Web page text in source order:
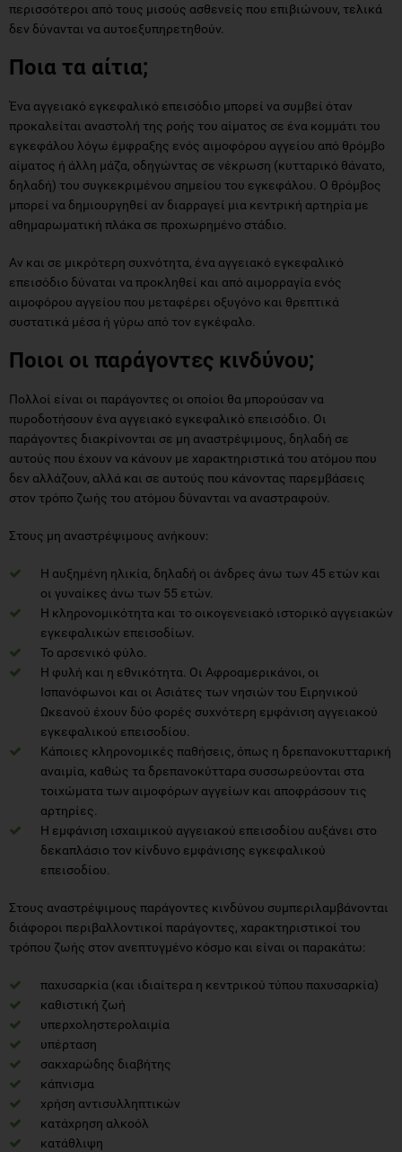
περισσότεροι από τους μισούς ασθενείς που επιβιώνουν, τελικά
δεν δύνανται να αυτοεξυπηρετηθούν.
Ποια τα αίτια;
Ένα αγγειακό εγκεφαλικό επεισόδιο μπορεί να συμβεί όταν
προκαλείται αναστολή της ροής του αίματος σε ένα κομμάτι του
εγκεφάλου λόγω έμφραξης ενός αιμοφόρου αγγείου από θρόμβο
αίματος ή άλλη μάζα, οδηγώντας σε νέκρωση (κυτταρικό θάνατο,
δηλαδή) του συγκεκριμένου σημείου του εγκεφάλου. Ο θρόμβος
μπορεί να δημιουργηθεί αν διαρραγεί μια κεντρική αρτηρία με
αθημαρωματική πλάκα σε προχωρημένο στάδιο.
Αν και σε μικρότερη συχνότητα, ένα αγγειακό εγκεφαλικό
επεισόδιο δύναται να προκληθεί και από αιμορραγία ενός
αιμοφόρου αγγείου που μεταφέρει οξυγόνο και θρεπτικά
συστατικά μέσα ή γύρω από τον εγκέφαλο.
Ποιοι οι παράγοντες κινδύνου;
Πολλοί είναι οι παράγοντες οι οποίοι θα μπορούσαν να
πυροδοτήσουν ένα αγγειακό εγκεφαλικό επεισόδιο. Οι
παράγοντες διακρίνονται σε μη αναστρέψιμους, δηλαδή σε
αυτούς που έχουν να κάνουν με χαρακτηριστικά του ατόμου που
δεν αλλάζουν, αλλά και σε αυτούς που κάνοντας παρεμβάσεις
στον τρόπο ζωής του ατόμου δύνανται να αναστραφούν.
Στους μη αναστρέψιμους ανήκουν:
Η αυξημένη ηλικία, δηλαδή οι άνδρες άνω των 45 ετών και
οι γυναίκες άνω των 55 ετών.
Η κληρονομικότητα και το οικογενειακό ιστορικό αγγειακών
εγκεφαλικών επεισοδίων.
Το αρσενικό φύλο.
Η φυλή και η εθνικότητα. Οι Αφροαμερικάνοι, οι
Ισπανόφωνοι και οι Ασιάτες των νησιών του Ειρηνικού
Ωκεανού έχουν δύο φορές συχνότερη εμφάνιση αγγειακού
εγκεφαλικού επεισοδίου.
Κάποιες κληρονομικές παθήσεις, όπως η δρεπανοκυτταρική
αναιμία, καθώς τα δρεπανοκύτταρα συσσωρεύονται στα
τοιχώματα των αιμοφόρων αγγείων και αποφράσουν τις
αρτηρίες.
Η εμφάνιση ισχαιμικού αγγειακού επεισοδίου αυξάνει στο
δεκαπλάσιο τον κίνδυνο εμφάνισης εγκεφαλικού
επεισοδίου.
Στους αναστρέψιμους παράγοντες κινδύνου συμπεριλαμβάνονται
διάφοροι περιβαλλοντικοί παράγοντες, χαρακτηριστικοί του
τρόπου ζωής στον ανεπτυγμένο κόσμο και είναι οι παρακάτω:
παχυσαρκία (και ιδιαίτερα η κεντρικού τύπου παχυσαρκία)
καθιστική ζωή
υπερχοληστερολαιμία
υπέρταση
σακχαρώδης διαβήτης
κάπνισμα
χρήση αντισυλληπτικών
κατάχρηση αλκοόλ
κατάθλιψη